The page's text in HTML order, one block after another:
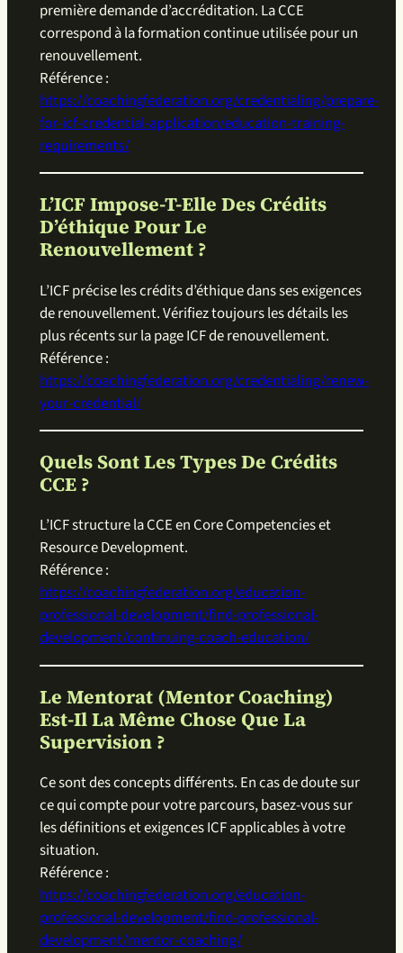
première demande d’accréditation. La CCE
correspond à la formation continue utilisée pour un
renouvellement.
Référence :
https://coachingfederation.org/credentialing/prepare-
for-icf-credential-application/education-training-
requirements/
L’ICF Impose-T-Elle Des Crédits
D’éthique Pour Le
Renouvellement ?
L’ICF précise les crédits d’éthique dans ses exigences
de renouvellement. Vérifiez toujours les détails les
plus récents sur la page ICF de renouvellement.
Référence :
https://coachingfederation.org/credentialing/renew-
your-credential/
Quels Sont Les Types De Crédits
CCE ?
L’ICF structure la CCE en Core Competencies et
Resource Development.
Référence :
https://coachingfederation.org/education-
professional-development/find-professional-
development/continuing-coach-education/
Le Mentorat (Mentor Coaching)
Est-Il La Même Chose Que La
Supervision ?
Ce sont des concepts différents. En cas de doute sur
ce qui compte pour votre parcours, basez-vous sur
les définitions et exigences ICF applicables à votre
situation.
Référence :
https://coachingfederation.org/education-
professional-development/find-professional-
development/mentor-coaching/